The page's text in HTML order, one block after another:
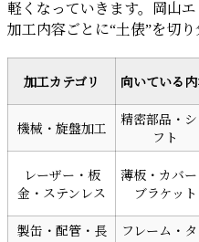
軽くなっていきます。岡山
加工内容ごとに“土俵”を切り
加工カテゴリ 向いている
機械・旋盤加工
精密部品・シ
フト
レーザー・板
金・ステンレス
薄板・カバー
ブラケット
製缶・配管・長
フレーム・タ